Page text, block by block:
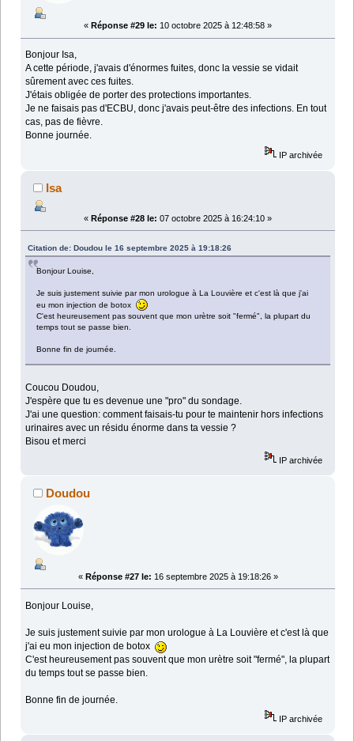
« Réponse #29 le: 10 octobre 2025 à 12:48:58 »
Bonjour Isa,
A cette période, j'avais d'énormes fuites, donc la vessie se vidait
sûrement avec ces fuites.
J'étais obligée de porter des protections importantes.
Je ne faisais pas d'ECBU, donc j'avais peut-être des infections. En tout
cas, pas de fièvre.
Bonne journée.
IP archivée
Isa
« Réponse #28 le: 07 octobre 2025 à 16:24:10 »
Citation de: Doudou le 16 septembre 2025 à 19:18:26
Bonjour Louise,
Je suis justement suivie par mon urologue à La Louvière et c'est là que j'ai
eu mon injection de botox
C'est heureusement pas souvent que mon urètre soit "fermé", la plupart du
temps tout se passe bien.
Bonne fin de journée.
Coucou Doudou,
J'espère que tu es devenue une "pro" du sondage.
J'ai une question: comment faisais-tu pour te maintenir hors infections
urinaires avec un résidu énorme dans ta vessie ?
Bisou et merci
IP archivée
Doudou
« Réponse #27 le: 16 septembre 2025 à 19:18:26 »
Bonjour Louise,
Je suis justement suivie par mon urologue à La Louvière et c'est là que
j'ai eu mon injection de botox
C'est heureusement pas souvent que mon urètre soit "fermé", la plupart
du temps tout se passe bien.
Bonne fin de journée.
IP archivée